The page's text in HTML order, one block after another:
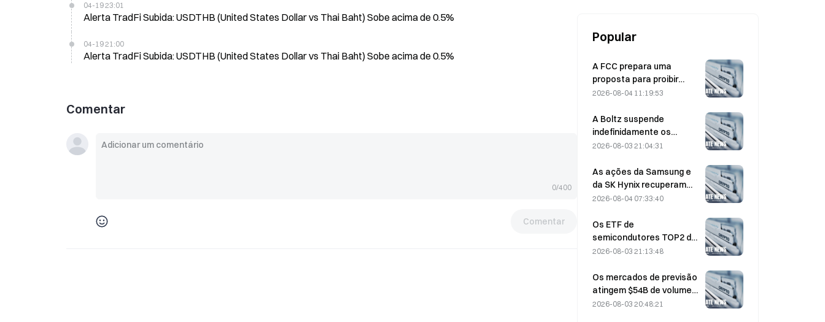
04-19 23:01
Alerta TradFi Subida: USDTHB (United States Dollar vs Thai Baht) Sobe acima de 0.5%
04-19 21:00
Alerta TradFi Subida: USDTHB (United States Dollar vs Thai Baht) Sobe acima de 0.5%
Comentar
0/400
Comentar
Popular
A FCC prepara uma
proposta para proibir
módulos ópticos chineses
dados; a Xinyuan enfrenta
um impacto de 27% na
quota de mercado
2026-08-04 11:19:53
A Boltz suspende
indefinidamente os
serviços da ponte Bitcoin
assistidos por IA
2026-08-03 21:04:31
As ações da Samsung e
da SK Hynix recuperam
das perdas de 5% graças
investidores particulares
2026-08-04 07:33:40
Os ETF de
semicondutores TOP2 da
Coreia do Sul caem 36%
que as entradas se
invertem
2026-08-03 21:13:48
Os mercados de previsão
atingem $54B de volume
em julho, à medida que o
2026-08-03 20:48:21